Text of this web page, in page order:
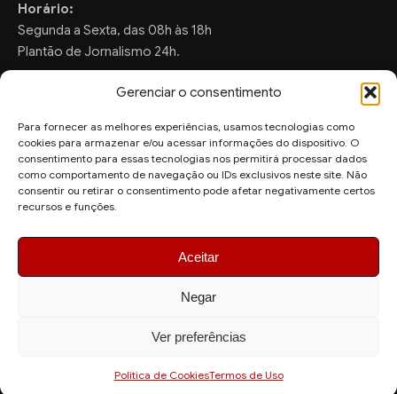
Gerenciar o consentimento
Para fornecer as melhores experiências, usamos tecnologias como
cookies para armazenar e/ou acessar informações do dispositivo. O
consentimento para essas tecnologias nos permitirá processar dados
como comportamento de navegação ou IDs exclusivos neste site. Não
consentir ou retirar o consentimento pode afetar negativamente certos
recursos e funções.
Aceitar
Negar
Ver preferências
Politica de CookiesTermos de Uso
Horário:
Segunda a Sexta, das 08h às 18h
Plantão de Jornalismo 24h.
FALE CONOSCO
Sugestões de Pauta:
ronaldo.valentim150@gmail.com
© 2026 AquiAgora - Todos os direitos reservados.